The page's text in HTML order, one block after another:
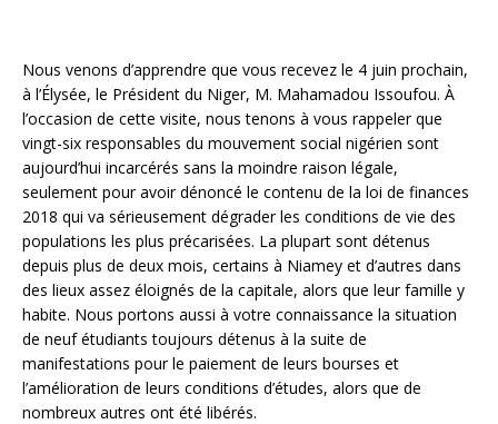
Nous venons d’apprendre que vous recevez le 4 juin prochain,
à l’Élysée, le Président du Niger, M. Mahamadou Issoufou. À
l’occasion de cette visite, nous tenons à vous rappeler que
vingt-six responsables du mouvement social nigérien sont
aujourd’hui incarcérés sans la moindre raison légale,
seulement pour avoir dénoncé le contenu de la loi de finances
2018 qui va sérieusement dégrader les conditions de vie des
populations les plus précarisées. La plupart sont détenus
depuis plus de deux mois, certains à Niamey et d’autres dans
des lieux assez éloignés de la capitale, alors que leur famille y
habite. Nous portons aussi à votre connaissance la situation
de neuf étudiants toujours détenus à la suite de
manifestations pour le paiement de leurs bourses et
l’amélioration de leurs conditions d’études, alors que de
nombreux autres ont été libérés.